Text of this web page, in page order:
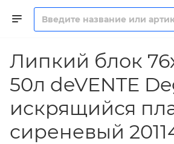
Липкий блок
50л deVENTE
искрящийся
сиреневый